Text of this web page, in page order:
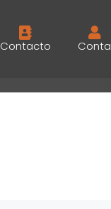
Contacto Conta